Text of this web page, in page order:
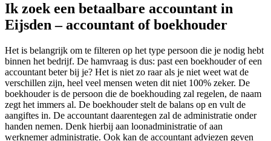
Ik zoek een betaalbare accountant in
Eijsden – accountant of boekhouder
Het is belangrijk om te filteren op het type persoon die je nodig hebt
binnen het bedrijf. De hamvraag is dus: past een boekhouder of een
accountant beter bij je? Het is niet zo raar als je niet weet wat de
verschillen zijn, heel veel mensen weten dit niet 100% zeker. De
boekhouder is de persoon die de boekhouding zal regelen, de naam
zegt het immers al. De boekhouder stelt de balans op en vult de
aangiftes in. De accountant daarentegen zal de administratie onder
handen nemen. Denk hierbij aan loonadministratie of aan
werknemer administratie. Ook kan de accountant adviezen geven